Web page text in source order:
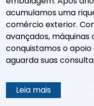
acumulamos uma
comércio exterior.
avançados, máquinas
conquistamos o apoio
aguarda suas
Leia mais